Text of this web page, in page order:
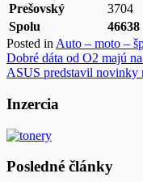
Prešovský
3704
Spolu
46638
Posted in Auto – moto –
Navigácia
v
článku
Dobré dáta od O2 majú
ASUS predstavil novinky
Inzercia
Posledné články